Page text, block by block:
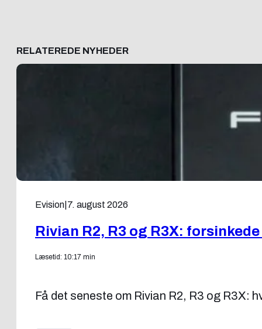
RELATEREDE NYHEDER
Evision 7. august 2026
Rivian R2, R3 og R3X:
Læsetid: 10:17 min
Få det seneste om Rivian R2, R3 og R3X: